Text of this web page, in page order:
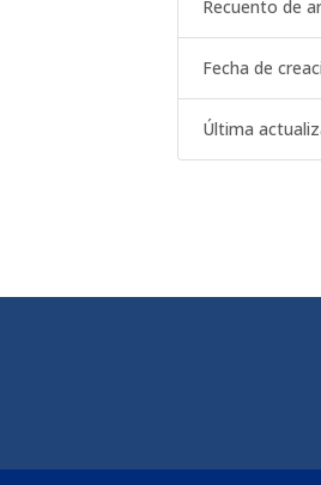
Recuento de
Fecha de
Última